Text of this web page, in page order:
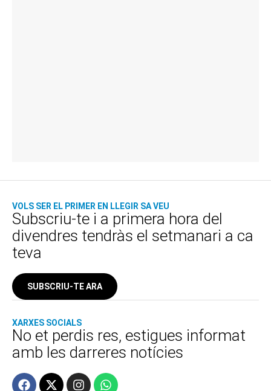
VOLS SER EL PRIMER EN LLEGIR SA VEU
Subscriu-te i a primera hora del
divendres tendràs el setmanari a ca
teva
SUBSCRIU-TE ARA
XARXES SOCIALS
No et perdis res, estigues informat
amb les darreres notícies